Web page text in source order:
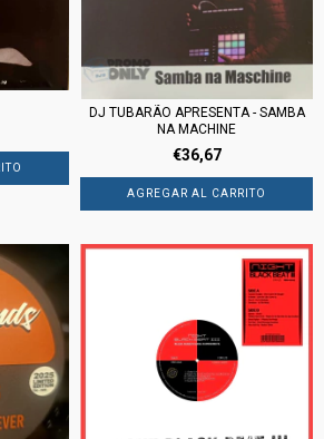
DJ TUBARÃO APRESENTA - SAMBA
NA MACHINE
€36,67